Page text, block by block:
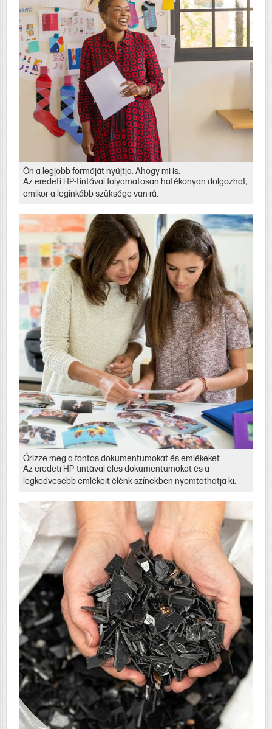
Ön a legjobb formáját nyújtja. Ahogy mi is.
Az eredeti HP-tintával folyamatosan hatékonyan dolgozhat,
amikor a leginkább szüksége van rá.
Őrizze meg a fontos dokumentumokat és emlékeket
Az eredeti HP-tintával éles dokumentumokat és a
legkedvesebb emlékeit élénk színekben nyomtathatja ki.